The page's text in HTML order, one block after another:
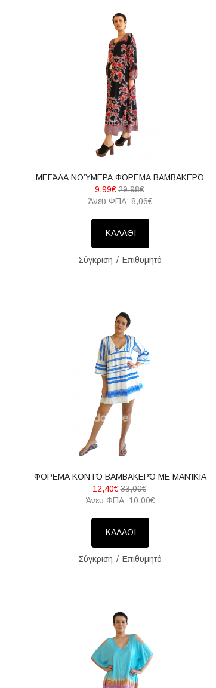
ΜΕΓΆΛΑ ΝΟΎΜΕΡΑ ΦΌΡΕΜΑ ΒΑΜΒΑΚΕΡΌ
9,99€ 29,98€
Άνευ ΦΠΑ: 8,06€
ΚΑΛΑΘΙ
Σύγκριση Επιθυμητό
ΦΌΡΕΜΑ ΚΟΝΤΌ ΒΑΜΒΑΚΕΡΌ ΜΕ ΜΑΝΊΚΙΑ
12,40€ 33,00€
Άνευ ΦΠΑ: 10,00€
ΚΑΛΑΘΙ
Σύγκριση Επιθυμητό